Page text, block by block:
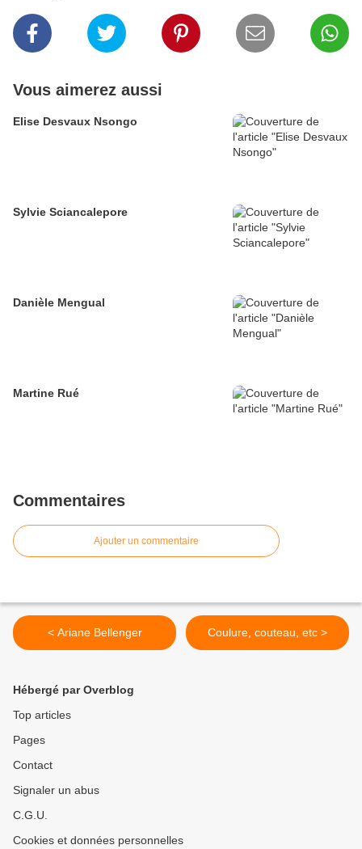
Vous aimerez aussi
Elise Desvaux Nsongo
Sylvie Sciancalepore
Danièle Mengual
Martine Rué
Commentaires
Ajouter un commentaire
< Ariane Bellenger Coulure, couteau, etc >
Hébergé par Overblog
Top articles
Pages
Contact
Signaler un abus
C.G.U.
Cookies et données personnelles